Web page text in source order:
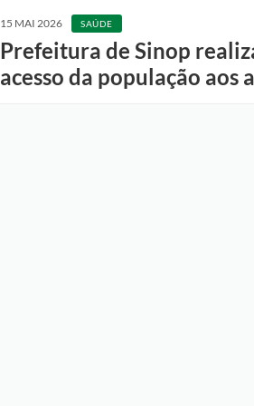
15 MAI 2026 SAÚDE
Prefeitura de Sinop
acesso da população aos